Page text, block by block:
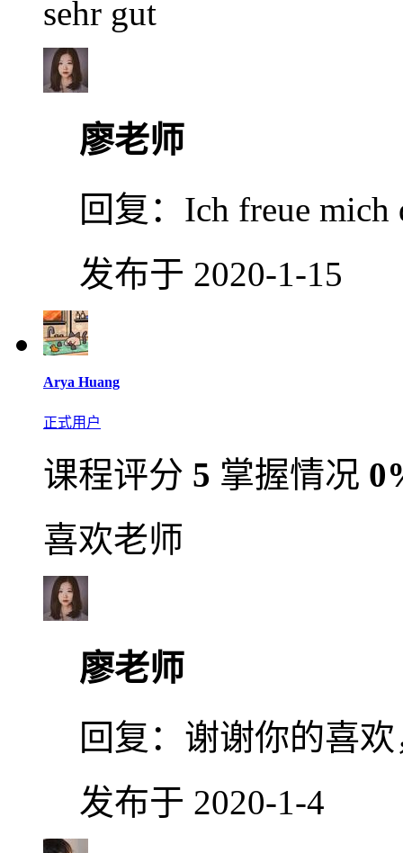
sehr gut
廖老师
回复： Ich freue mich
发布于 2020-1-15
Arya Huang
正式用户
课程评分 5 掌握情况
喜欢老师
廖老师
回复： 谢谢你的喜
发布于 2020-1-4